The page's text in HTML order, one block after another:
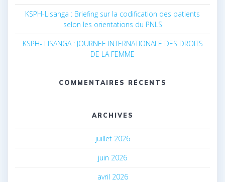
KSPH-Lisanga : Briefing sur la codification des patients
selon les orientations du PNLS
KSPH- LISANGA : JOURNEE INTERNATIONALE DES DROITS
DE LA FEMME
COMMENTAIRES RÉCENTS
ARCHIVES
juillet 2026
juin 2026
avril 2026